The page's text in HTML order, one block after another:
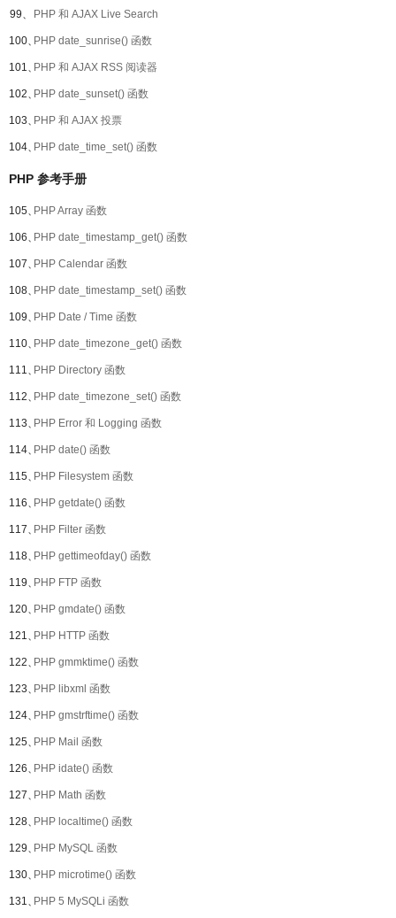
99、 PHP 和 AJAX Live Search
100、PHP date_sunrise() 函数
101、PHP 和 AJAX RSS 阅读器
102、PHP date_sunset() 函数
103、PHP 和 AJAX 投票
104、PHP date_time_set() 函数
PHP 参考手册
105、PHP Array 函数
106、PHP date_timestamp_get() 函数
107、PHP Calendar 函数
108、PHP date_timestamp_set() 函数
109、PHP Date / Time 函数
110、PHP date_timezone_get() 函数
111、PHP Directory 函数
112、PHP date_timezone_set() 函数
113、PHP Error 和 Logging 函数
114、PHP date() 函数
115、PHP Filesystem 函数
116、PHP getdate() 函数
117、PHP Filter 函数
118、PHP gettimeofday() 函数
119、PHP FTP 函数
120、PHP gmdate() 函数
121、PHP HTTP 函数
122、PHP gmmktime() 函数
123、PHP libxml 函数
124、PHP gmstrftime() 函数
125、PHP Mail 函数
126、PHP idate() 函数
127、PHP Math 函数
128、PHP localtime() 函数
129、PHP MySQL 函数
130、PHP microtime() 函数
131、PHP 5 MySQLi 函数